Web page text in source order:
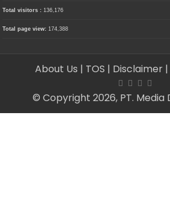
Total visitors :136,176
Total page view:174,388
About Us | TOS | Disclaimer
© Copyright 2026, PT. Media